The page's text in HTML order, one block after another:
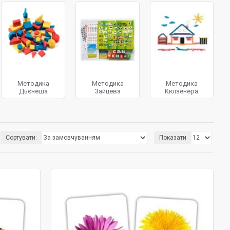
самооцінки.
нижчий рівень навчання, вони можуть перейти
яку багато батьків, які навчаються вдома, хочуть
Методика
Дьєнеша
Методика
Зайцева
Методика
Кюїзенера
Сортувати: Показати